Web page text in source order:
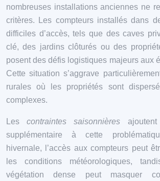
nombreuses installations anciennes ne
critères. Les compteurs installés dans
difficiles d’accès, tels que des caves
clé, des jardins clôturés ou des
posent des défis logistiques majeurs aux
Cette situation s’aggrave
rurales où les propriétés sont
complexes.
Lescontraintes saisonnières
supplémentaire à cette
hivernale, l’accès aux compteurs peut
les conditions météorologiques,
végétation dense peut masquer